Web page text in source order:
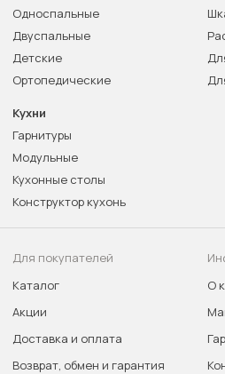
Односпальные
Двуспальные
Детские
Ортопедические
Кухни
Гарнитуры
Модульные
Кухонные столы
Конструктор кухонь
Для покупателей
Каталог
Акции
Доставка и оплата
Возврат, обмен и гарантия
О